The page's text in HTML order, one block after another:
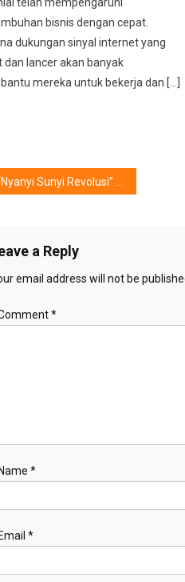
bisnis dengan cepat.
dukungan sinyal internet yang
dan lancer akan banyak
mereka untuk bekerja dan […]
Sunyi Revolusi” : Panggung Teater (milik) Amir Hamzah
a Reply
email address will not be
*
Name *
Email *